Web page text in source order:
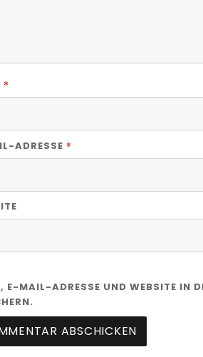
*
ADRESSE *
E-MAIL-ADRESSE UND WEBSITE IN